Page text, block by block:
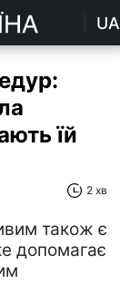
UA
їй
2 хв
також є
допомагає